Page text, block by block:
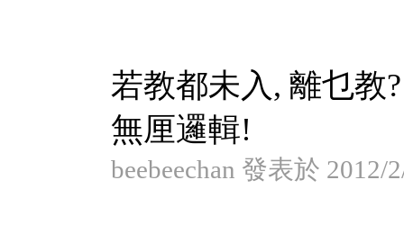
若教都未入, 離乜教?
無厘邏輯!
beebeechan 發表於 2012/